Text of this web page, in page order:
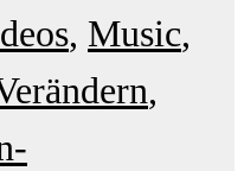
Music